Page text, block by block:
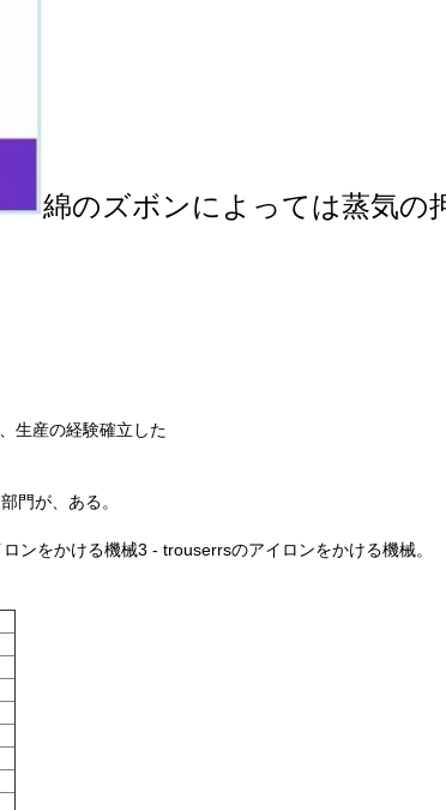
綿のズボンによっては蒸気の
生産の経験確立した
門が、ある。
ンをかける機械3 - trouserrsのアイロンをかける機械。